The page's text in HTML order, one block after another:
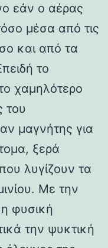
εάν ο αέρας
μέσα από τις
και από τα
το
χαμηλότερο
του
μαγνήτης για
ξερά
λυγίζουν τα
Με την
φυσική
την ψυκτική